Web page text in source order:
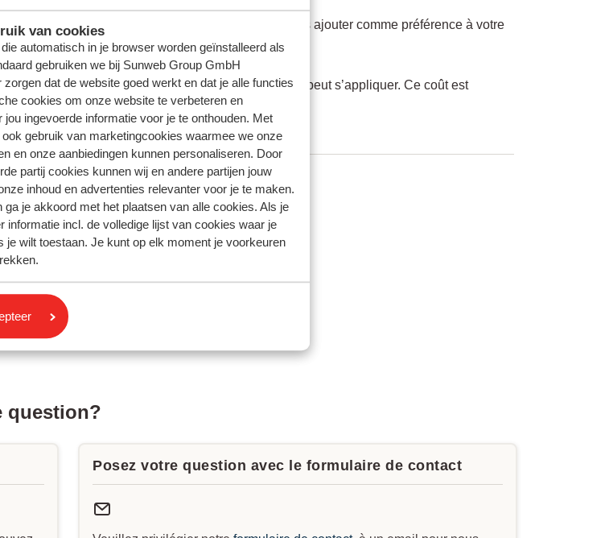
van cookies
automatisch in je browser worden geïnstalleerd als
gebruiken we bij Sunweb Group GmbH
dat de website goed werkt en dat je alle functies
cookies om onze website te verbeteren en
ingevoerde informatie voor je te onthouden. Met
gebruik van marketingcookies waarmee we onze
en onze aanbiedingen kunnen personaliseren. Door
partij cookies kunnen wij en andere partijen jouw
inhoud en advertenties relevanter voor je te maken.
je akkoord met het plaatsen van alle cookies. Als je
informatie incl. de volledige lijst van cookies waar je
je wilt toestaan. Je kunt op elk moment je voorkeuren
besoins alimentaires particuliers, nous pouvons les ajouter comme préférence à votre
Nouvel An, un supplément obligatoire pour le dîner peut s’appliquer. Ce coût est
le prix du séjour et ne peut pas être supprimé.
la fourniture des prestations ?
déjeuner ou la demi-pension etc. ?
privé ?
vous trouver sur Mon Sunweb ?
voyage ?
question?
Posez votre question avec le formulaire de contact